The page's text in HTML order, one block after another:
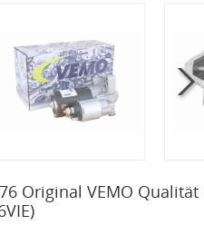
Original VEMO Qualität